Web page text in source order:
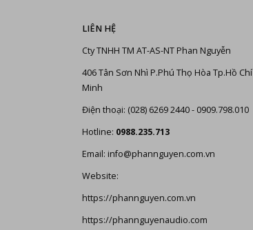
LIÊN HỆ
Cty TNHH TM AT-AS-NT Phan Nguyễn
406 Tân Sơn Nhì P.Phú Thọ Hòa Tp.Hồ Chí
Minh
Điện thoại: (028) 6269 2440 - 0909.798.010
Hotline: 0988.235.713
Email: info@phannguyen.com.vn
Website:
https://phannguyen.com.vn
https://phannguyenaudio.com